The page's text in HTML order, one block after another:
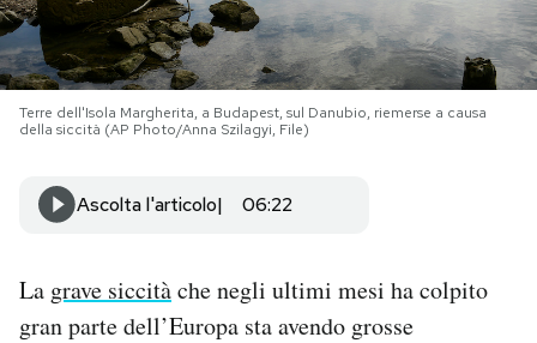
NEWSLETTER
I MIEI PREFERITI
AREA PERSONALE
Terre dell'Isola Margherita, a Budapest, sul Danubio, riemerse a causa
della siccità (AP Photo/Anna Szilagyi, File)
Ascolta l'articolo 06:22
La grave siccitàche negli ultimi mesi ha colpito
gran parte dell’Europa sta avendo grosse